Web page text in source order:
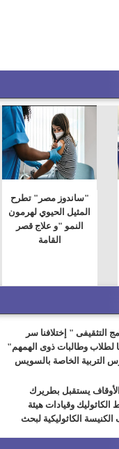
"ساندوز مصر" تطرح
المثيل الحيوي لهرمون
النمو "و علاج قصر
القامة
التثقيفى " إختلافنا سر
لطلاب وطالبات ذوى الهمهم"
التربية الخاصة بالسويس
يستقبل بطريرك
الكاثوليك وقيادات هيئة
الكنيسة الكاثوليكية لبحث